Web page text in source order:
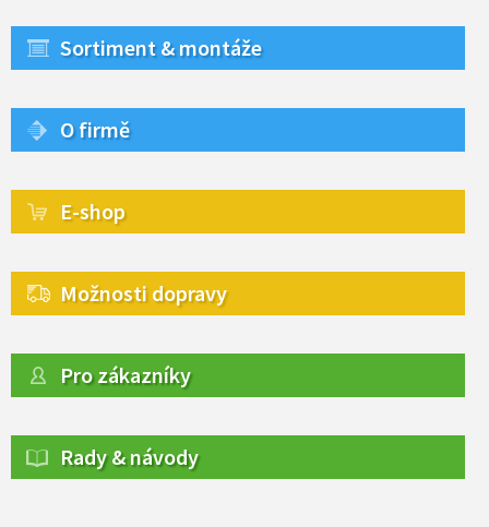
Sortiment & montáže
O firmě
E-shop
Možnosti dopravy
Pro zákazníky
Rady & návody